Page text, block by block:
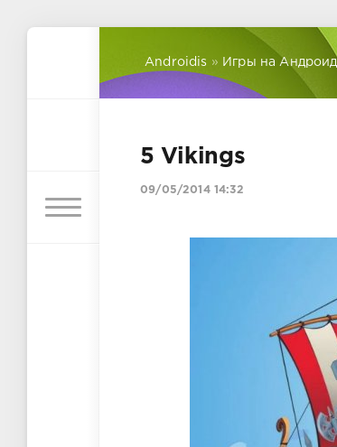
Androidis » Игры на Андроид
5 Vikings
09/05/2014 14:32